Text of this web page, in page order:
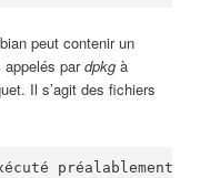
peut contenir un
appelés pardpkg à
Il s’agit des fichiers
préalablement